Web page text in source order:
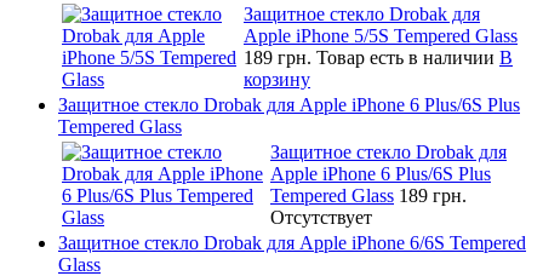
Защитное стекло Drobak для
Apple iPhone 5/5S Tempered Glass
189 грн. Товар есть в наличии В
корзину
Защитное стекло Drobak для Apple iPhone 6 Plus/6S Plus
Tempered Glass
Защитное стекло Drobak для
Apple iPhone 6 Plus/6S Plus
Tempered Glass 189 грн.
Отсутствует
Защитное стекло Drobak для Apple iPhone 6/6S Tempered
Glass